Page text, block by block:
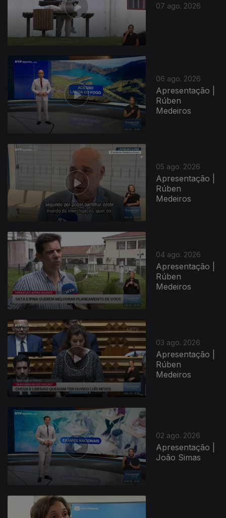
07 ago. 2026
06 ago. 2026
Apresentação |
Rúben
Medeiros
05 ago. 2026
Apresentação |
Rúben
Medeiros
04 ago. 2026
Apresentação |
Rúben
Medeiros
03 ago. 2026
Apresentação |
Rúben
Medeiros
02 ago. 2026
Apresentação |
João Simas